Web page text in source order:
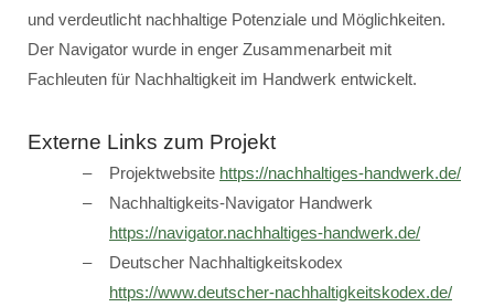
und verdeutlicht nachhaltige Potenziale und Möglichkeiten.
Der Navigator wurde in enger Zusammenarbeit mit
Fachleuten für Nachhaltigkeit im Handwerk entwickelt.
Externe Links zum Projekt
Projektwebsite https://nachhaltiges-handwerk.de/
Nachhaltigkeits-Navigator Handwerk
https://navigator.nachhaltiges-handwerk.de/
Deutscher Nachhaltigkeitskodex
https://www.deutscher-nachhaltigkeitskodex.de/